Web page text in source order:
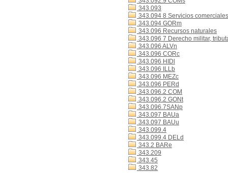
343.093
343.094 8 Servicios comerciales
343.094 GORm
343.096 Recursos naturales
343.096 7 Derecho militar,
343.096 ALVn
343.096 CORc
343.096 HIDl
343.096 ILLb
343.096 MEZc
343.096 PERd
343.096.2 COM
343.096.2 GONt
343.096.7SANp
343.097 BAUa
343.097 BAUu
343.099.4
343.099.4 DELd
343.2 BARe
343.209
343.45
343.82